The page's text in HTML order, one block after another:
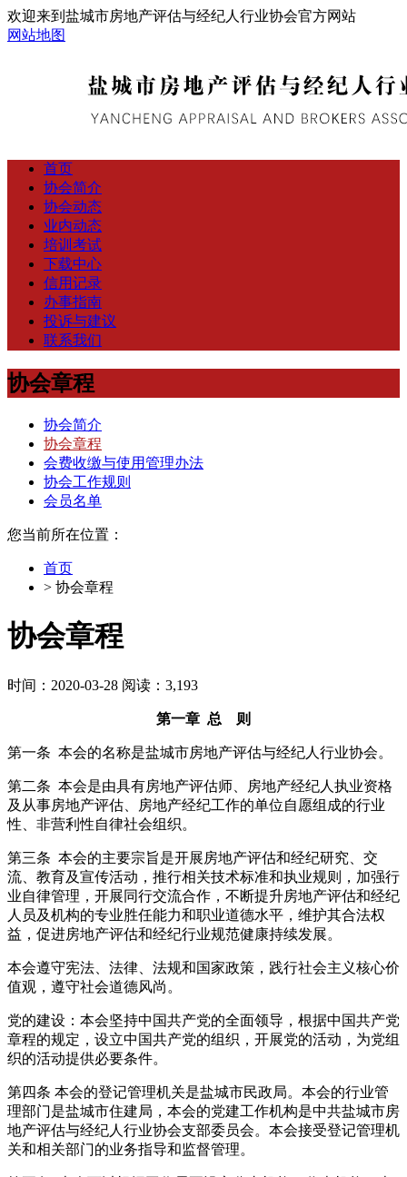
欢迎来到盐城市房地产评估与经纪人行业协会官方网站
网站地图
首页
协会简介
协会动态
业内动态
培训考试
下载中心
信用记录
办事指南
投诉与建议
联系我们
协会章程
协会简介
协会章程
会费收缴与使用管理办法
协会工作规则
会员名单
您当前所在位置：
首页
> 协会章程
协会章程
时间：2020-03-28 阅读：3,193
第一章 总 则
第一条 本会的名称是盐城市房地产评估与经纪人行业协会。
第二条 本会是由具有房地产评估师、房地产经纪人执业资格
及从事房地产评估、房地产经纪工作的单位自愿组成的行业
性、非营利性自律社会组织。
第三条 本会的主要宗旨是开展房地产评估和经纪研究、交
流、教育及宣传活动，推行相关技术标准和执业规则，加强行
业自律管理，开展同行交流合作，不断提升房地产评估和经纪
人员及机构的专业胜任能力和职业道德水平，维护其合法权
益，促进房地产评估和经纪行业规范健康持续发展。
本会遵守宪法、法律、法规和国家政策，践行社会主义核心价
值观，遵守社会道德风尚。
党的建设：本会坚持中国共产党的全面领导，根据中国共产党
章程的规定，设立中国共产党的组织，开展党的活动，为党组
织的活动提供必要条件。
第四条 本会的登记管理机关是盐城市民政局。本会的行业管
理部门是盐城市住建局，本会的党建工作机构是中共盐城市房
地产评估与经纪人行业协会支部委员会。本会接受登记管理机
关和相关部门的业务指导和监督管理。